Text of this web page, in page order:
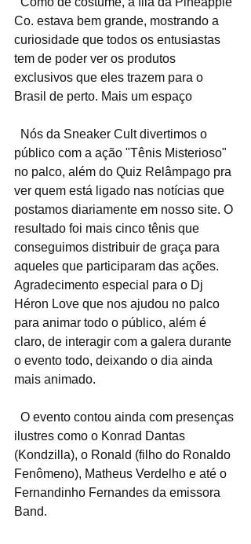
Co. estava bem grande, mostrando a
curiosidade que todos os entusiastas
tem de poder ver os produtos
exclusivos que eles trazem para o
Brasil de perto. Mais um espaço
público com a ação "Tênis Misterioso"
no palco, além do Quiz Relâmpago pra
ver quem está ligado nas notícias que
postamos diariamente em nosso site. O
resultado foi mais cinco tênis que
conseguimos distribuir de graça para
aqueles que participaram das ações.
Agradecimento especial para o Dj
Héron Love que nos ajudou no palco
para animar todo o público, além é
claro, de interagir com a galera durante
o evento todo, deixando o dia ainda
mais animado.
ilustres como o Konrad Dantas
(Kondzilla), o Ronald (filho do Ronaldo
Fenômeno), Matheus Verdelho e até o
Fernandinho Fernandes da emissora
Band.